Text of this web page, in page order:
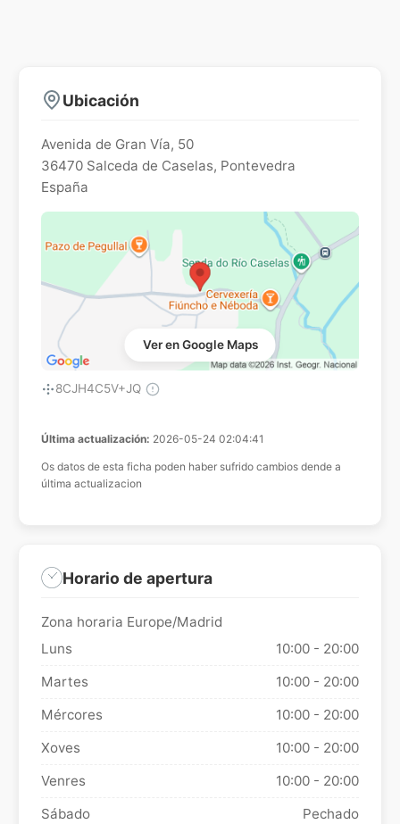
Ubicación
Avenida de Gran Vía, 50
36470 Salceda de Caselas, Pontevedra
España
Ver en Google Maps
8CJH4C5V+JQ
Última actualización: 2026-05-24 02:04:41
Os datos de esta ficha poden haber sufrido cambios dende a
última actualizacion
Horario de apertura
Zona horaria Europe/Madrid
Luns
10:00 - 20:00
Martes
10:00 - 20:00
Mércores
10:00 - 20:00
Xoves
10:00 - 20:00
Venres
10:00 - 20:00
Sábado
Pechado